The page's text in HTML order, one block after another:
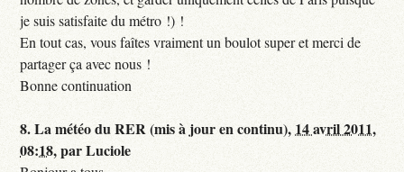
je suis satisfaite du métro !) !
En tout cas, vous faîtes vraiment un boulot super et merci de
partager ça avec nous !
Bonne continuation
8.La météo du RER (mis à jour en continu), 14 avril 2011,
08:18,parLuciole